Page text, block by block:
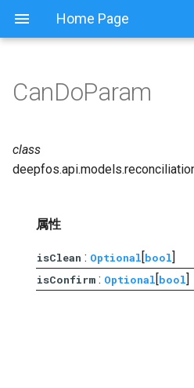
Home Page
CanDoParam
class
属性
isClean : Optional[bool]
isConfirm : Optional[bool]